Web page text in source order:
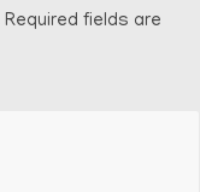
Required fields are